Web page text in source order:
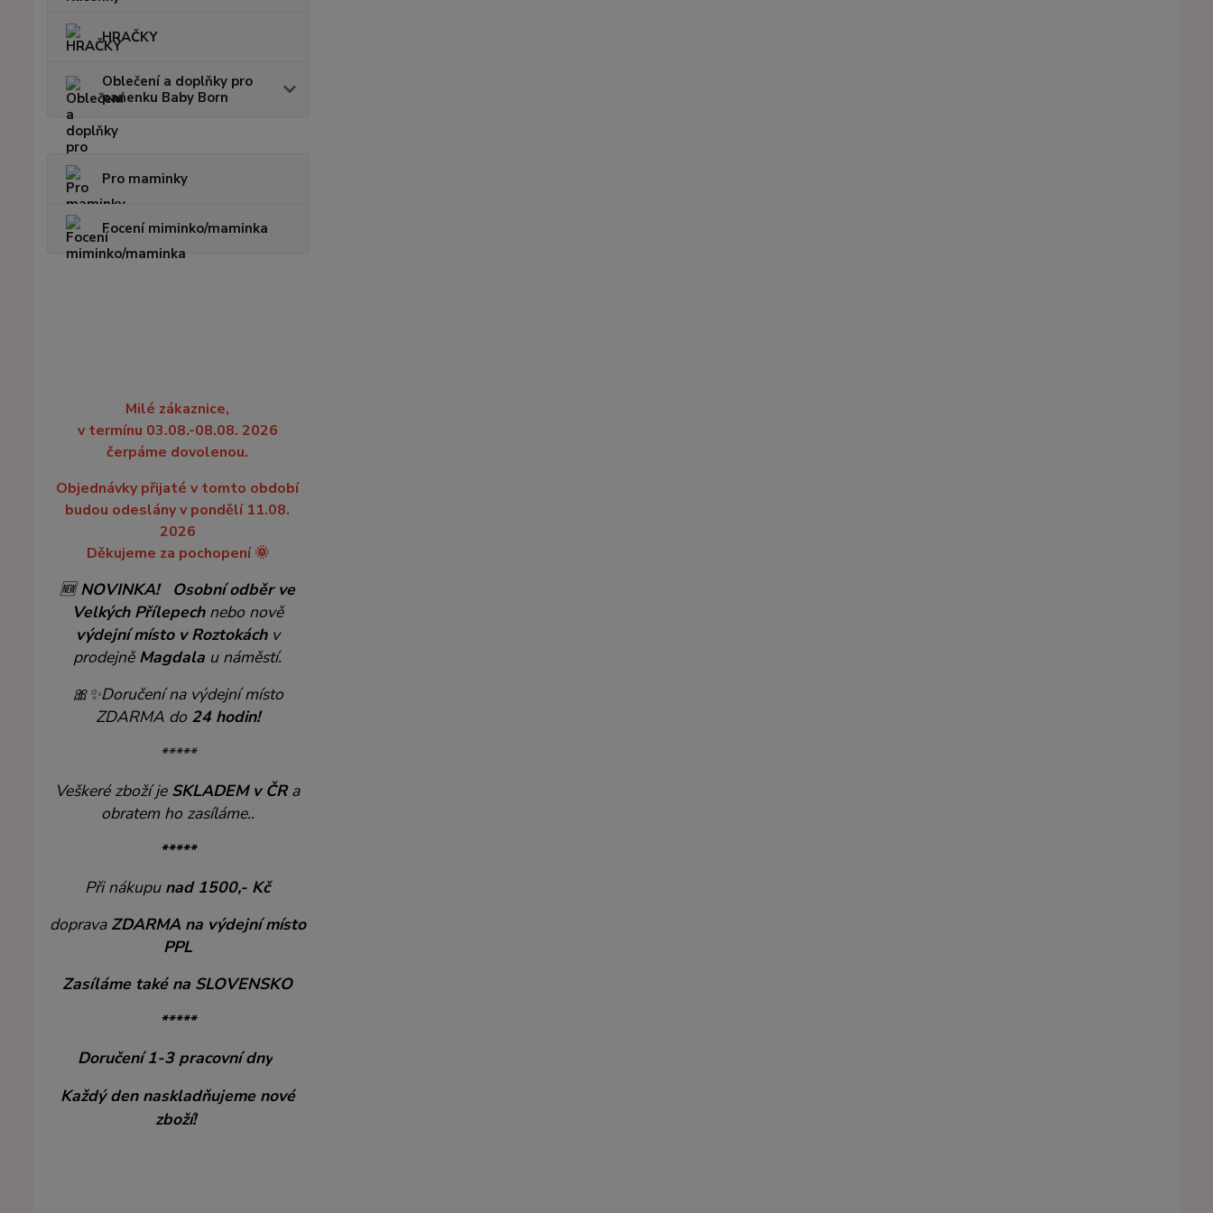
HRAČKY
Oblečení a doplňky pro
panenku Baby Born
Pro maminky
Focení miminko/maminka
Milé zákaznice,
v termínu 03.08.-08.08. 2026
čerpáme dovolenou.
Objednávky přijaté v tomto období
budou odeslány v pondělí 11.08.
2026
Děkujeme za pochopení 🌞
🆕NOVINKA!
Osobní odběr ve
Velkých Přílepechnebo nově
výdejní místo v Roztokáchv
prodejněMagdala u náměstí.
🎀✨Doručení na výdejní místo
ZDARMA do 24 hodin!
*****
Veškeré zboží je SKLADEM v ČRa
obratem ho zasíláme..
*****
Při nákupu nad 1500,- Kč
doprava ZDARMA na výdejní místo
PPL
Zasíláme také na SLOVENSKO
*****
Doručení 1-3 pracovní dny
Každý den naskladňujeme nové
zboží!